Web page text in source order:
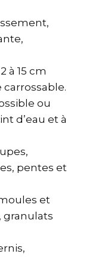
à 15 cm
carrossable.
ou
d’eau et à
pentes et
et
granulats